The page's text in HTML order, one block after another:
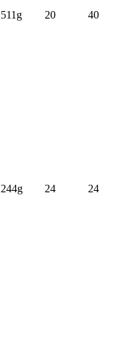
511g 20 40
244g 24 24